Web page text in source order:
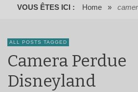
VOUS ÊTES ICI : Home »
ALL POSTS TAGGED
Camera Perdue
Disneyland